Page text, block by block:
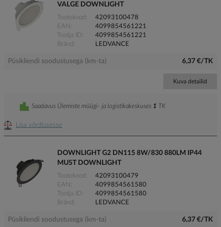
VALGE DOWNLIGHT
Tootekood
42093100478
EAN
4099854561221
Tootja ID
4099854561221
Bränd
LEDVANCE
Püsikliendi soodustusega (km-ta) 6,37 €/TK
Kuva detailid
Lisa võrdlusesse
Saadavus Ülemiste müügi- ja logistikakeskuses 1 TK
DOWNLIGHT G2 DN115 8W/830 880LM IP44
MUST DOWNLIGHT
Tootekood
42093100479
EAN
4099854561580
Tootja ID
4099854561580
Bränd
LEDVANCE
Püsikliendi soodustusega (km-ta) 6,37 €/TK